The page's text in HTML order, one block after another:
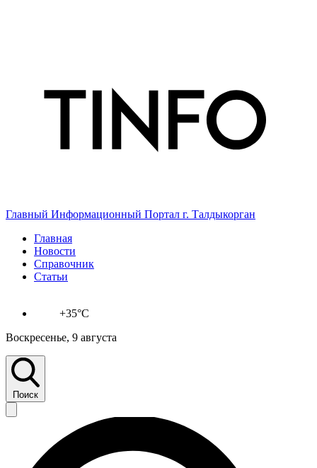
Главный Информационный Портал г. Талдыкорган
Главная
Новости
Справочник
Статьи
+35°C
Воскресенье, 9 августа
Поиск